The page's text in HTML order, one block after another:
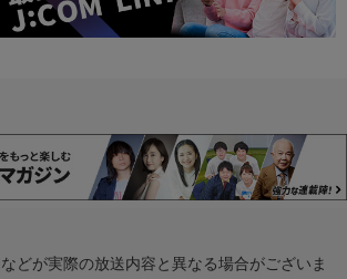
どが実際の放送内容と異なる場合がございま